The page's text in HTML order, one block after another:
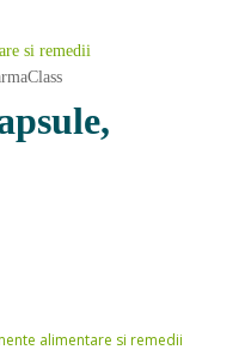
si remedii
alimentare si remedii